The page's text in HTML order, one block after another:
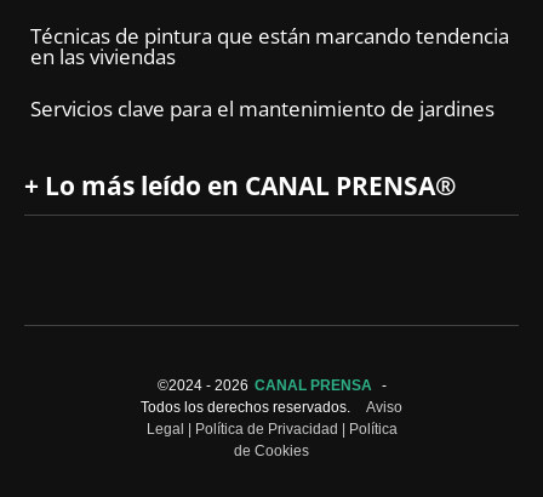
Técnicas de pintura que están marcando tendencia
en las viviendas
Servicios clave para el mantenimiento de jardines
+ Lo más leído en CANAL PRENSA®
©2024 - 2026 CANAL PRENSA
-
Todos los derechos reservados.
Aviso
Legal
Política de Privacidad
Política
de Cookies